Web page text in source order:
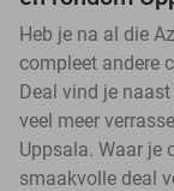
Heb je na al die
compleet andere
Deal vind je
veel meer
Uppsala. Waar je
smaakvolle deal